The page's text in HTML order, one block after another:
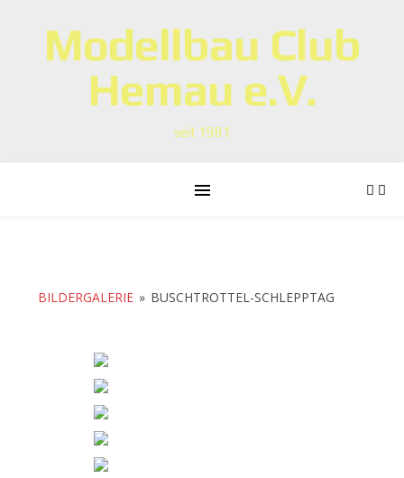
Modellbau Club
Hemau e.V.
seit 1981
BILDERGALERIE » BUSCHTROTTEL-SCHLEPPTAG